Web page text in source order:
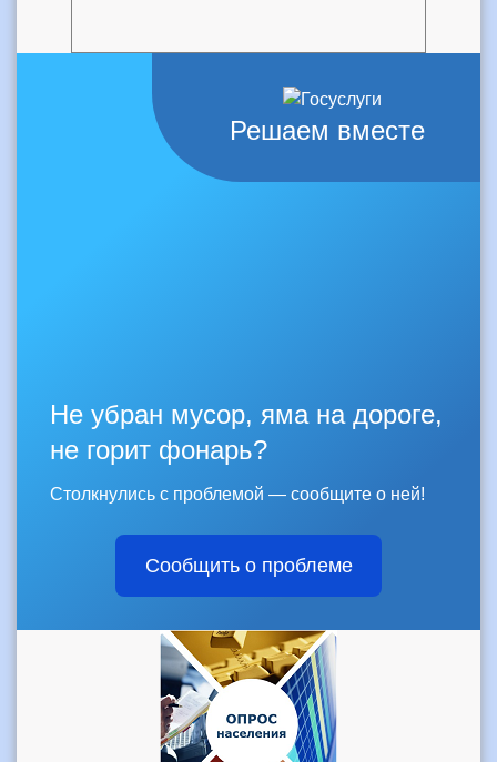
Решаем вместе
Не убран мусор, яма на дороге,
не горит фонарь?
Столкнулись с проблемой — сообщите о ней!
Сообщить о проблеме